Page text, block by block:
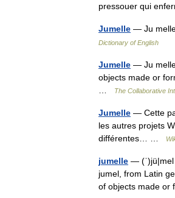
pressouer qui
Jumelle — Ju
Dictionary of English
Jumelle — Ju
objects made or
The Collaborative
Jumelle — Cette
les autres projets
différentes… …
jumelle — (ˈ)jü|mel
jumel, from Latin
of objects made